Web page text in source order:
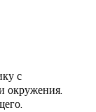
с
окружения.